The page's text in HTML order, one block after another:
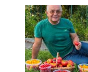
nu poate